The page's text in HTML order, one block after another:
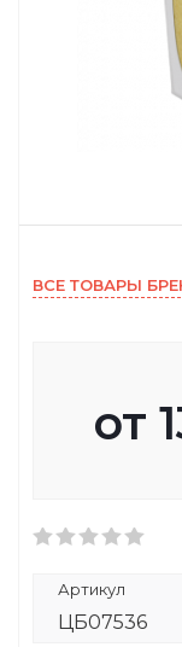
ВСЕ ТОВАРЫ
от
Артикул
ЦБ07536